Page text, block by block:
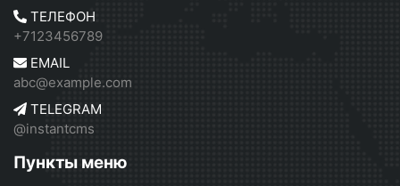
ТЕЛЕФОН
+7123456789
EMAIL
abc@example.com
TELEGRAM
@instantcms
Пункты меню